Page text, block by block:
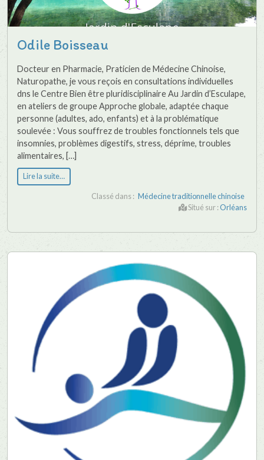
Odile Boisseau
Docteur en Pharmacie, Praticien de Médecine Chinoise,
Naturopathe, je vous reçois en consultations individuelles
dns le Centre Bien être pluridisciplinaire Au Jardin d’Esculape,
en ateliers de groupe Approche globale, adaptée chaque
personne (adultes, ado, enfants) et à la problématique
soulevée : Vous souffrez de troubles fonctionnels tels que
insomnies, problèmes digestifs, stress, déprime, troubles
alimentaires, […]
Lire la suite…
Classé dans : Médecine traditionnelle chinoise
Situé sur :Orléans